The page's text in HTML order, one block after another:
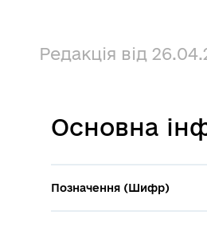
Редакція від
Основна
Позначення (Шифр)